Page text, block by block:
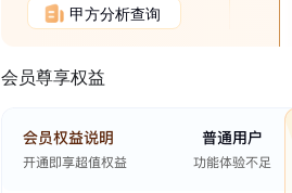
甲方分析查询
会员尊享权益